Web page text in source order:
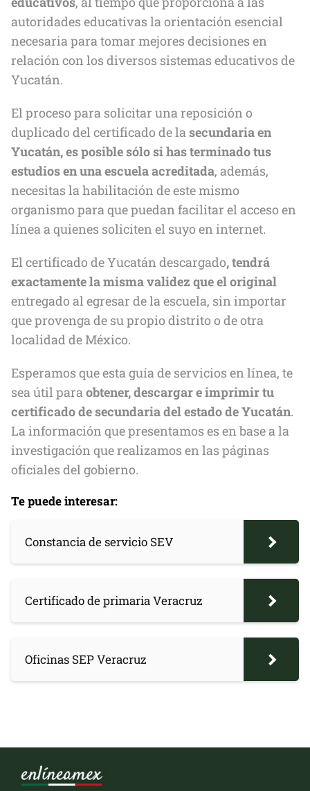
autoridades educativas la orientación esencial
necesaria para tomar mejores decisiones en
relación con los diversos sistemas educativos de
Yucatán.
El proceso para solicitar una reposición o
duplicado del certificado de la secundaria en
Yucatán, es posible sólo si has terminado tus
estudios en una escuela acreditada, además,
necesitas la habilitación de este mismo
organismo para que puedan facilitar el acceso en
línea a quienes soliciten el suyo en internet.
El certificado de Yucatán descargado, tendrá
exactamente la misma validez que el original
entregado al egresar de la escuela, sin importar
que provenga de su propio distrito o de otra
localidad de México.
Esperamos que esta guía de servicios en línea, te
sea útil paraobtener, descargar e imprimir tu
certificado de secundaria del estado de Yucatán.
La información que presentamos es en base a la
investigación que realizamos en las páginas
oficiales del gobierno.
Te puede interesar:
Constancia de servicio SEV
Certificado de primaria Veracruz
Oficinas SEP Veracruz